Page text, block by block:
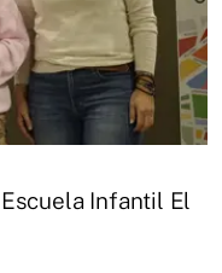
Infantil El